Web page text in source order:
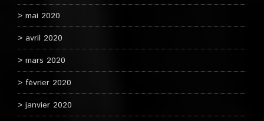
mai 2020
avril 2020
mars 2020
février 2020
janvier 2020